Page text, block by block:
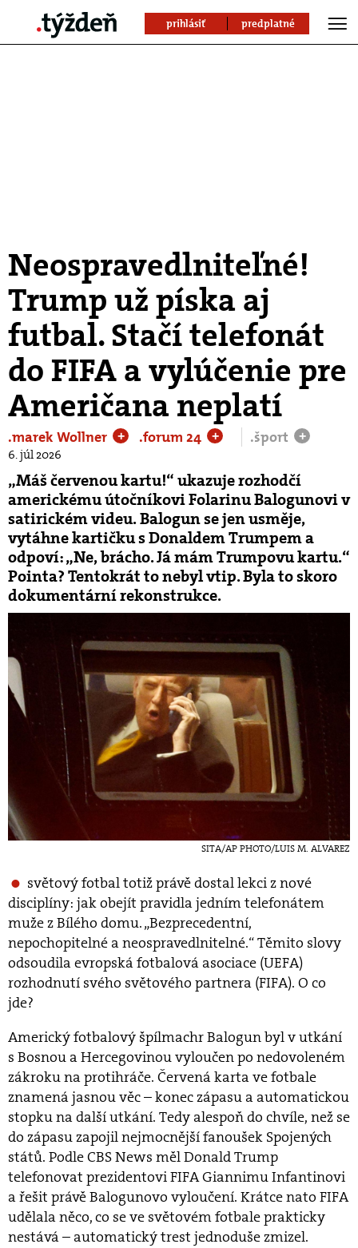
prihlásiť predplatné
Neospravedlniteľné!
Trump už píska aj
futbal. Stačí telefonát
do FIFA a vylúčenie pre
Američana neplatí
.marek Wollner + .forum 24 + .šport +
6. júl 2026
„Máš červenou kartu!“ ukazuje rozhodčí
americkému útočníkovi Folarinu Balogunovi v
satirickém videu. Balogun se jen usměje,
vytáhne kartičku s Donaldem Trumpem a
odpoví: „Ne, brácho. Já mám Trumpovu kartu.“
Pointa? Tentokrát to nebyl vtip. Byla to skoro
dokumentární rekonstrukce.
SITA/AP PHOTO/LUIS M. ALVAREZ
světový fotbal totiž právě dostal lekci z nové
disciplíny: jak obejít pravidla jedním telefonátem
muže z Bílého domu. „Bezprecedentní,
nepochopitelné a neospravedlnitelné.“ Těmito slovy
odsoudila evropská fotbalová asociace (UEFA)
rozhodnutí svého světového partnera (FIFA). O co
jde?
Americký fotbalový špílmachr Balogun byl v utkání
s Bosnou a Hercegovinou vyloučen po nedovoleném
zákroku na protihráče. Červená karta ve fotbale
znamená jasnou věc – konec zápasu a automatickou
stopku na další utkání. Tedy alespoň do chvíle, než se
do zápasu zapojil nejmocnější fanoušek Spojených
států. Podle CBS News měl Donald Trump
telefonovat prezidentovi FIFA Giannimu Infantinovi
a řešit právě Balogunovo vyloučení. Krátce nato FIFA
udělala něco, co se ve světovém fotbale prakticky
nestává – automatický trest jednoduše zmizel.